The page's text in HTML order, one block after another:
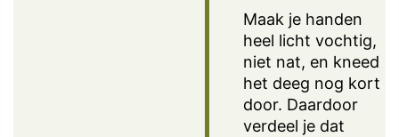
Maak je handen
heel licht vochtig,
niet nat, en kneed
het deeg nog kort
door. Daardoor
verdeel je dat